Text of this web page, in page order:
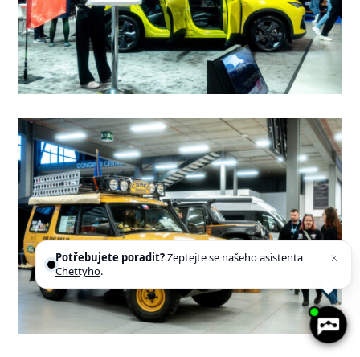
Potřebujete poradit?Zeptejte se našeho asistenta
Chettyho.